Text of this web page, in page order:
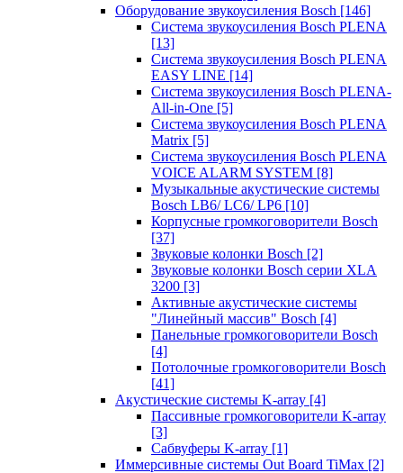
Оборудование звукоусиления Bosch [146]
Система звукоусиления Bosch PLENA
[13]
Система звукоусиления Bosch PLENA
EASY LINE [14]
Система звукоусиления Bosch PLENA-
All-in-One [5]
Система звукоусиления Bosch PLENA
Matrix [5]
Система звукоусиления Bosch PLENA
VOICE ALARM SYSTEM [8]
Музыкальные акустические системы
Bosch LB6/ LC6/ LP6 [10]
Корпусные громкоговорители Bosch
[37]
Звуковые колонки Bosch [2]
Звуковые колонки Bosch серии XLA
3200 [3]
Активные акустические системы
"Линейный массив" Bosch [4]
Панельные громкоговорители Bosch
[4]
Потолочные громкоговорители Bosch
[41]
Акустические системы K-array [4]
Пассивные громкоговорители K-array
[3]
Сабвуферы K-array [1]
Иммерсивные системы Out Board TiMax [2]